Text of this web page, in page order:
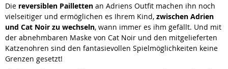
Die reversiblen Pailletten an Adriens Outfit machen ihn noch
vielseitiger und ermöglichen es Ihrem Kind, zwischen Adrien
und Cat Noir zu wechseln, wann immer es ihm gefällt. Und mit
der abnehmbaren Maske von Cat Noir und den mitgelieferten
Katzenohren sind den fantasievollen Spielmöglichkeiten keine
Grenzen gesetzt!